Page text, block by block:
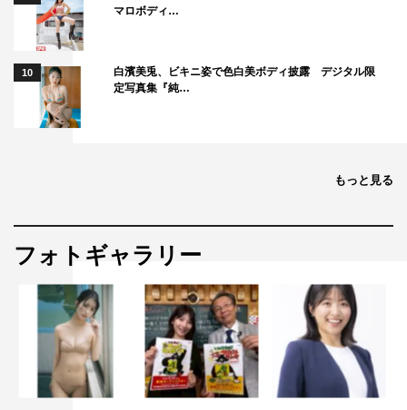
マロボディ…
10
白濱美兎、ビキニ姿で色白美ボディ披露 デジタル限
定写真集『純…
もっと見る
フォトギャラリー